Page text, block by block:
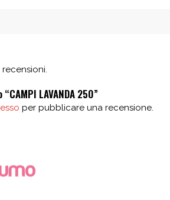
LAVANDA 250”
per pubblicare una recensione.